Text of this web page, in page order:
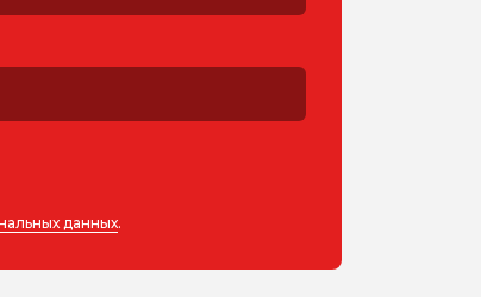
данных.